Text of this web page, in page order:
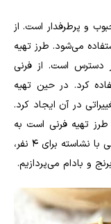
و پرطرفدار است. از
می‌شود. طرز تهیه
دسترس است. از فرنی
کرد. در حین تهیه
در آن ایجاد کرد.
تهیه فرنی است به
معرفی طرز تهیه فرنی با آرد برنج، طرز تهیه فرنی با نشاسته برای ۴ نفر،
و بادام می‌پردازیم.